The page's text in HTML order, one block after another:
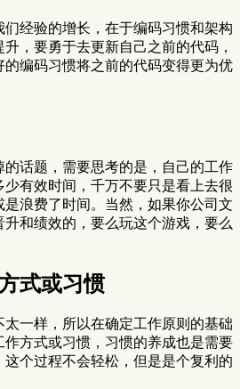
经验的增长，在于编码习惯和架构
，要勇于去更新自己之前的代码，
编码习惯将之前的代码变得更为优
话题，需要思考的是，自己的工作
有效时间，千万不要只是看上去很
浪费了时间。当然，如果你公司文
和绩效的，要么玩这个游戏，要么
式或习惯
一样，所以在确定工作原则的基础
方式或习惯，习惯的养成也是需要
个过程不会轻松，但是是个复利的